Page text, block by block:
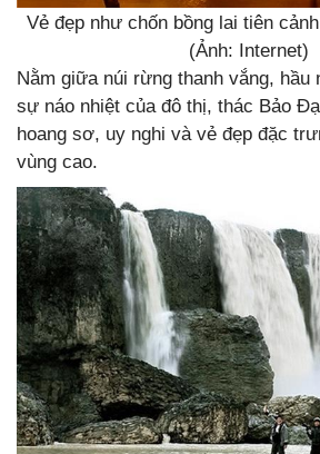
Vẻ đẹp như chốn bồng lai tiên
(Ảnh: Internet)
Nằm giữa núi rừng thanh vắng, hầu
sự náo nhiệt của đô thị, thác Bảo
hoang sơ, uy nghi và vẻ đẹp đặc
vùng cao.